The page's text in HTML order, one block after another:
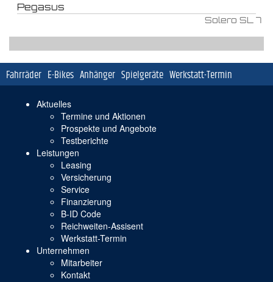
Pegasus
Solero SL 7
Navigation
überspringen
Fahrräder E-Bikes Anhänger Spielgeräte Werkstatt-Termin
Navigation
überspringen
Aktuelles
Termine und Aktionen
Prospekte und Angebote
Testberichte
Leistungen
Leasing
Versicherung
Service
Finanzierung
B-ID Code
Reichweiten-Assisent
Werkstatt-Termin
Unternehmen
Mitarbeiter
Kontakt